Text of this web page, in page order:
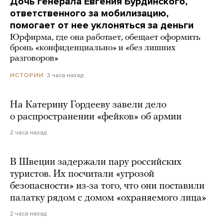
ответственного за мобилизацию,
помогает от нее уклоняться за деньги
Юрфирма, где она работает, обещает оформить
бронь «конфиденциально» и «без лишних
разговоров»
ИСТОРИИ 3 часа назад
На Катерину Гордееву завели дело
о распространении «фейков» об армии
2 часа назад
В Швеции задержали пару российских
туристов. Их посчитали «угрозой
безопасности» из-за того, что они поставили
палатку рядом с домом «охраняемого лица»
2 часа назад